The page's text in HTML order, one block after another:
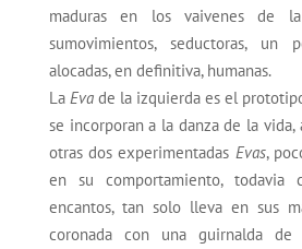
maduras en los vaivenes de
sumovimientos, seductoras, un
alocadas, en definitiva, humanas.
La Evade la izquierda es el
se incorporan a la danza de la vida,
otras dos experimentadas Evas,
en su comportamiento, todavia
encantos, tan solo lleva en sus
coronada con una guirnalda de